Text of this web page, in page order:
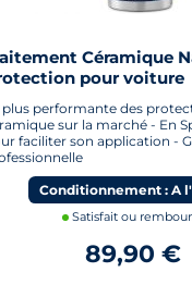
Céramique
pour voiture
plus performante des
sur la marché - En
faciliter son application -
Conditionnement : A
Satisfait ou
89,90 €